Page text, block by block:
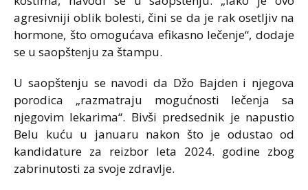
agresivniji oblik bolesti, čini se da je rak osetljiv na
hormone, što omogućava efikasno lečenje“, dodaje
se u saopštenju za štampu.
U saopštenju se navodi da Džo Bajden i njegova
porodica „razmatraju mogućnosti lečenja sa
njegovim lekarima“. Bivši predsednik je napustio
Belu kuću u januaru nakon što je odustao od
kandidature za reizbor leta 2024. godine zbog
zabrinutosti za svoje zdravlje.